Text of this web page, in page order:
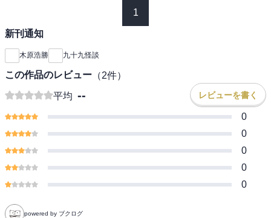
1
新刊通知
木原浩勝 九十九怪談
この作品のレビュー （2件）
平均 -- レビューを書く
0
0
0
0
0
powered by ブクログ